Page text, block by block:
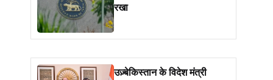
रखा
उज़्बेकिस्तान के विदेश मंत्री